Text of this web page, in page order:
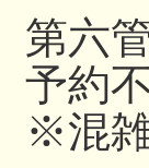
第六
予約
※混